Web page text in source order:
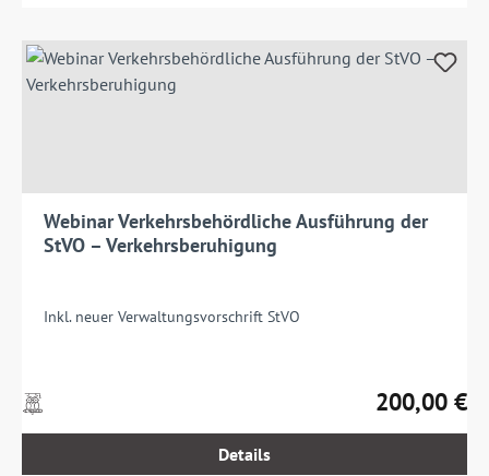
Webinar Verkehrsbehördliche Ausführung der
StVO – Verkehrsberuhigung
Inkl. neuer Verwaltungsvorschrift StVO
Regulärer
200,00 €
Preise
inkl.
Details